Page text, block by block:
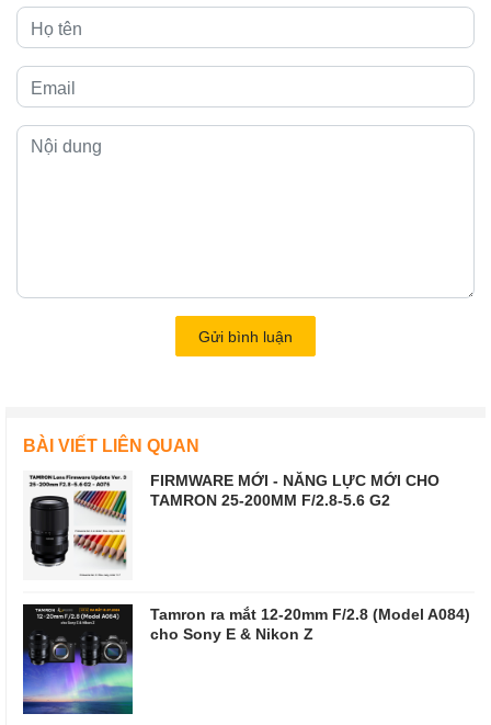
Gửi bình luận
BÀI VIẾT LIÊN QUAN
FIRMWARE MỚI - NĂNG LỰC MỚI CHO
TAMRON 25-200MM F/2.8-5.6 G2
Tamron ra mắt 12-20mm F/2.8 (Model A084)
cho Sony E & Nikon Z